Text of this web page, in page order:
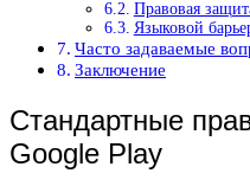
Правовая
Языковой
Часто задаваемые
Заключение
Стандартные
Google Play